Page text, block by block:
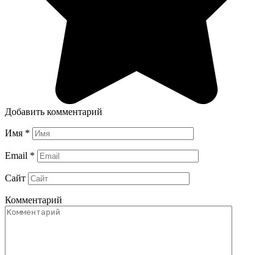
Добавить комментарий
Имя *
Email *
Сайт
Комментарий